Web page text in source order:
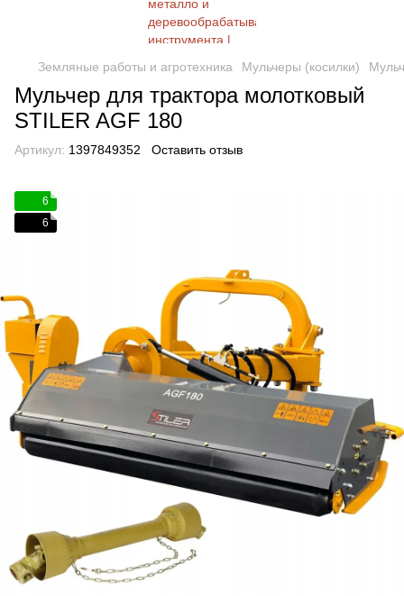
Земляные работы и агротехника Мульчеры (косилки)
Мульчер для трактора молотковый
STILER AGF 180
Артикул: 1397849352 Оставить отзыв
6
6